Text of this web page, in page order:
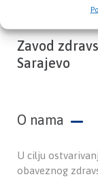
Zavod
Sarajevo
O nama
U cilju
obaveznog